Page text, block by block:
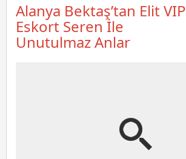
Alanya Bektaş’tan Elit VIP
Eskort Seren İle
Unutulmaz Anlar